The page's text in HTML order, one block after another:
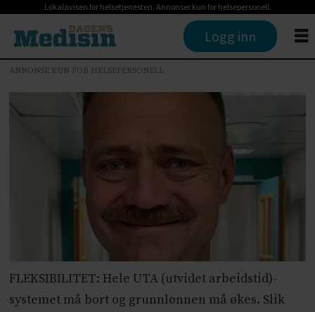
Lokalavisen for helsetjenesten. Annonser kun for helsepersonell.
Logg inn
ANNONSE KUN FOR HELSEPERSONELL
FLEKSIBILITET: Hele UTA (utvidet arbeidstid)-
systemet må bort og grunnlønnen må økes. Slik